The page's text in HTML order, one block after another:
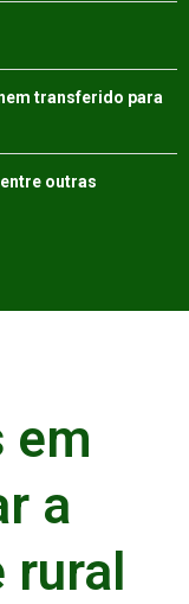
transferido para
outras
em
a
rural